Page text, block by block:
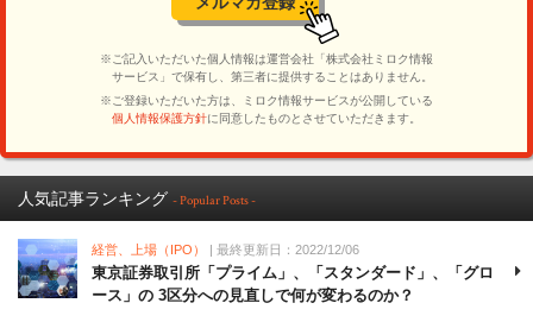
人気記事ランキング - Popular Posts -
経営、上場（IPO） | 最終更新日：2022/12/06
東京証券取引所「プライム」、「スタンダード」、「グロ
ース」の 3区分への見直しで何が変わるのか？